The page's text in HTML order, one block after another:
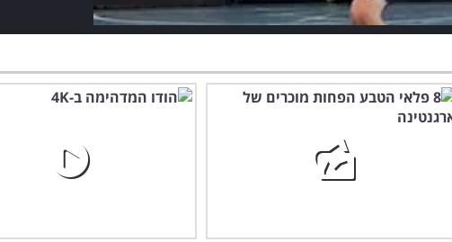
00:00/01:06